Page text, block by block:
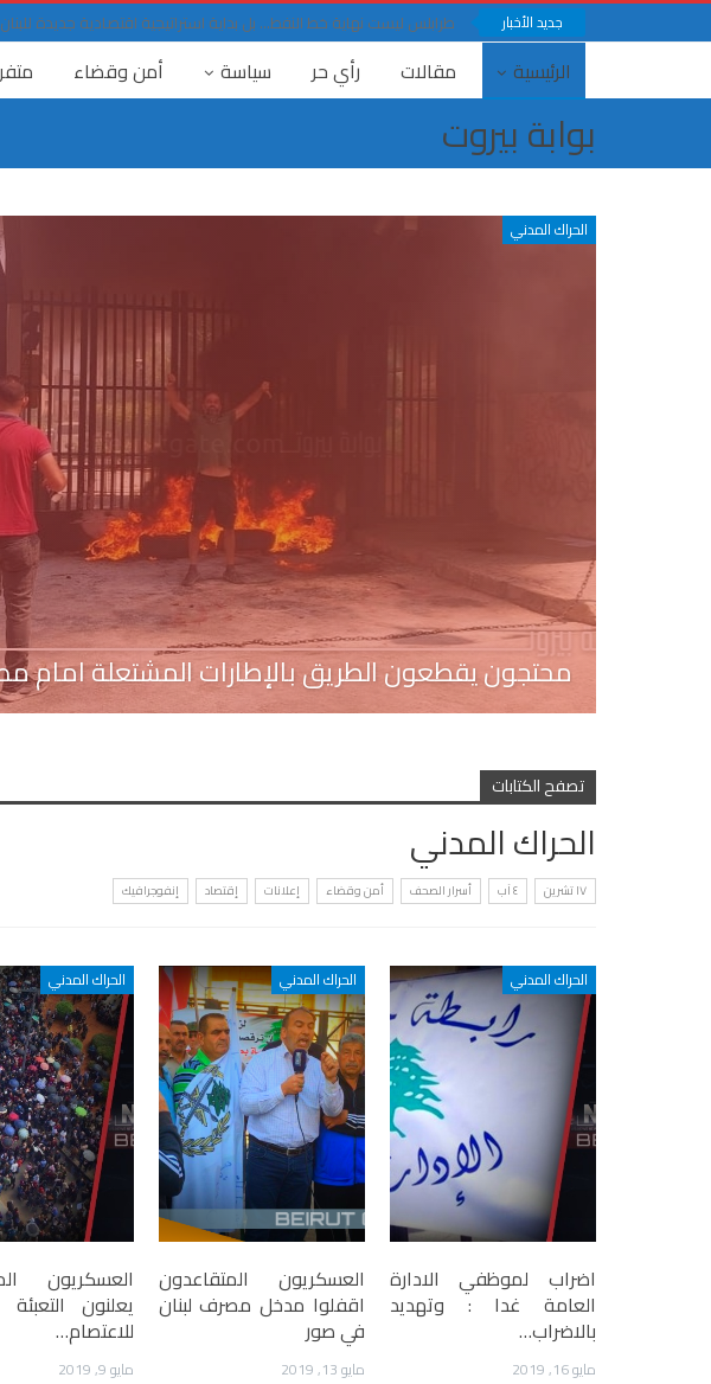
جديد الأخبار طرابلس ليست نهاية خط النفط… بل بداية استراتيجية اقتصادية جديدة للبنان
الرئيسية مقالات رأي حر سياسة أمن وقضاء
بوابة بيروت
الحراك المدني
محتجون يقطعون الطريق بالإطارات المشتعلة امام
تصفح الكتابات
الحراك المدني
١٧ تشرين ٤ آب أسرار الصحف أمن وقضاء إعلانات إقتصاد إنفوجرافيك
الحراك المدني
اضراب لموظفي الادارة
العامة غدا : وتهديد
بالاضراب…
مايو 16, 2019
الحراك المدني
العسكريون المتقاعدون
اقفلوا مدخل مصرف لبنان
في صور
مايو 13, 2019
الحراك المدني
العسكريون
يعلنون
للاعتصام…
مايو 9, 2019
٤ آب